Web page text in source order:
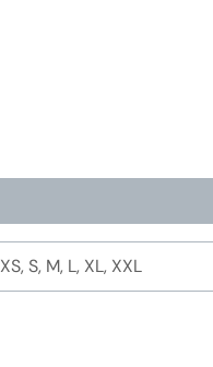
XS, S, M, L, XL, XXL